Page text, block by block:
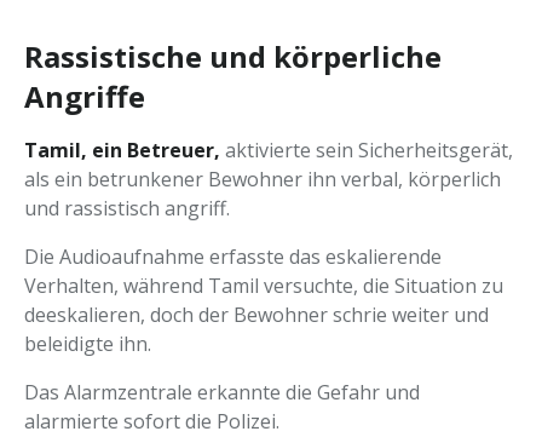
Rassistische und körperliche
Angriffe
Tamil, ein Betreuer, aktivierte sein Sicherheitsgerät,
als ein betrunkener Bewohner ihn verbal, körperlich
und rassistisch angriff.
Die Audioaufnahme erfasste das eskalierende
Verhalten, während Tamil versuchte, die Situation zu
deeskalieren, doch der Bewohner schrie weiter und
beleidigte ihn.
Das Alarmzentrale erkannte die Gefahr und
alarmierte sofort die Polizei.